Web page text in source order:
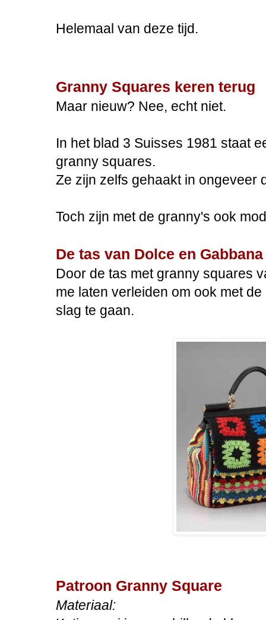
Helemaal van deze tijd.
Granny Squares keren terug
Maar nieuw? Nee, echt niet.
In het blad 3 Suisses 1981 staat
granny squares.
Ze zijn zelfs gehaakt in ongeveer
Toch zijn met de granny's ook
De tas van Dolce en
Door de tas met granny squares
me laten verleiden om ook met
slag te gaan.
Patroon Granny Square
Materiaal: